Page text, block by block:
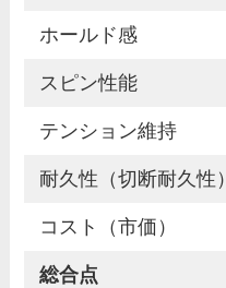
ホールド感
スピン性能
テンション維持
耐久性（切断耐久性）
コスト（市価）
総合点